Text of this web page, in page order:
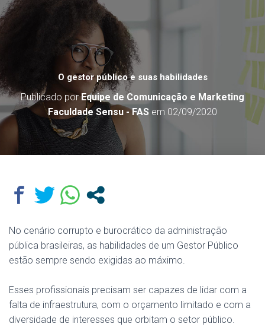
O gestor público e suas habilidades
Publicado porEquipe de Comunicação e Marketing
Faculdade Sensu - FAS em 02/09/2020
No cenário corrupto e burocrático da administração
pública brasileiras, as habilidades de um Gestor Público
estão sempre sendo exigidas ao máximo.
Esses profissionais precisam ser capazes de lidar com a
falta de infraestrutura, com o orçamento limitado e com a
diversidade de interesses que orbitam o setor público.